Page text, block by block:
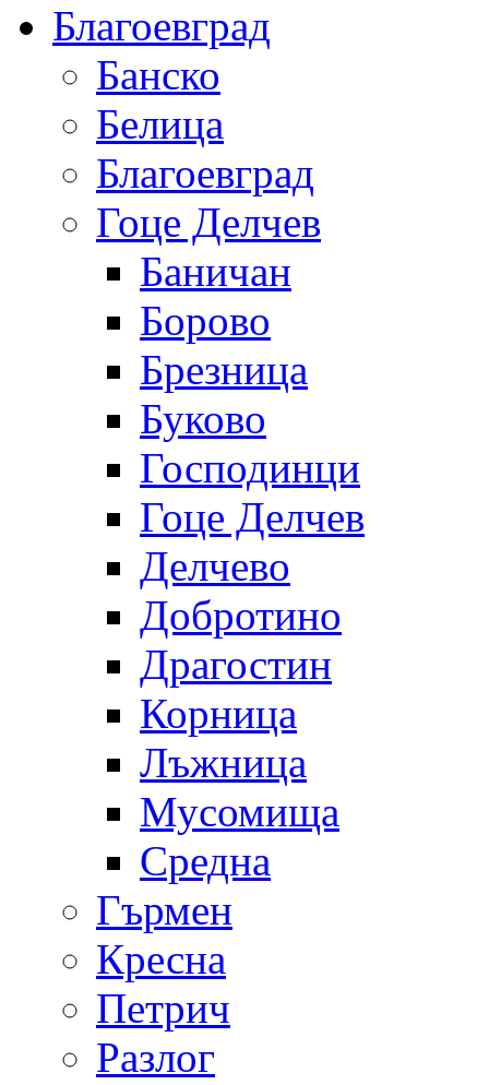
Благоевград
Банско
Белица
Благоевград
Гоце Делчев
Баничан
Борово
Брезница
Буково
Господинци
Гоце Делчев
Делчево
Добротино
Драгостин
Корница
Лъжница
Мусомища
Средна
Гърмен
Кресна
Петрич
Разлог